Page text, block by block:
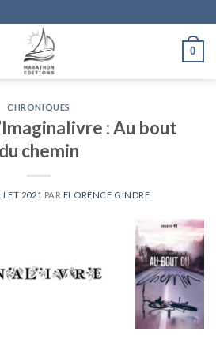
0
CHRONIQUES
: Au bout
du chemin
2021 PAR FLORENCE GINDRE